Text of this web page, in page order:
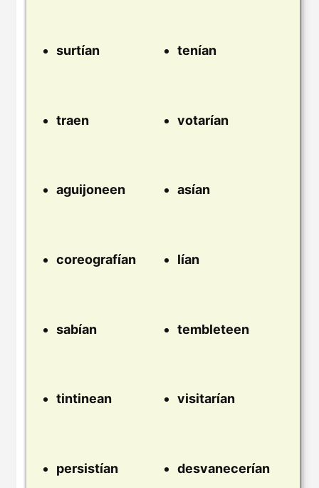
surtían tenían
traen votarían
aguijoneen asían
coreografían lían
sabían tembleteen
tintinean visitarían
persistían desvanecerían